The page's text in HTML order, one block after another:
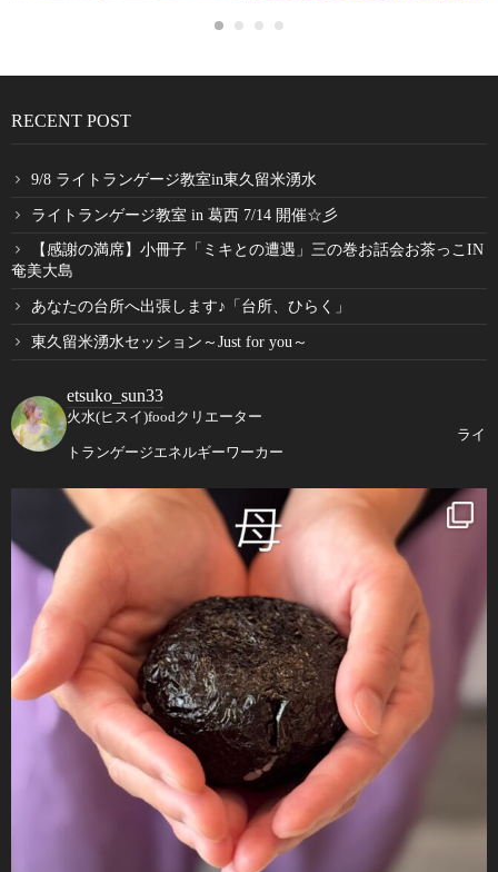
RECENT POST
9/8 ライトランゲージ教室in東久留米湧水
ライトランゲージ教室 in 葛西 7/14 開催☆彡
【感謝の満席】小冊子「ミキとの遭遇」三の巻お話会お茶っこIN
奄美大島
あなたの台所へ出張します♪「台所、ひらく」
東久留米湧水セッション～Just for you～
etsuko_sun33
火水(ヒスイ)foodクリエーター
ライ
トランゲージエネルギーワーカー